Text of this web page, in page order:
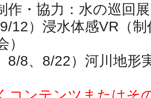
作・協力：水の巡回
12）浸水体感VR（制
8、8/22）河川地形